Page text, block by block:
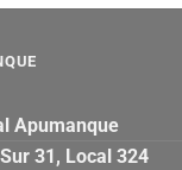
Apumanque
31, Local 324